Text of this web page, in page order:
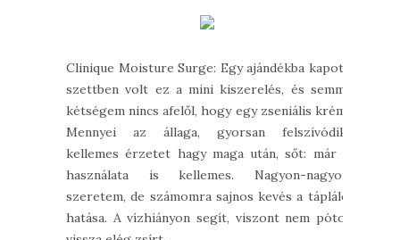
Clinique Moisture Surge: Egy ajándékba kapott
szettben volt ez a mini kiszerelés, és semmi
kétségem nincs afelől, hogy egy zseniális krém.
Mennyei az állaga, gyorsan felszívódik,
kellemes érzetet hagy maga után, sőt: már a
használata is kellemes. Nagyon-nagyon
szeretem, de számomra sajnos kevés a tápláló
hatása. A vízhiányon segít, viszont nem pótol